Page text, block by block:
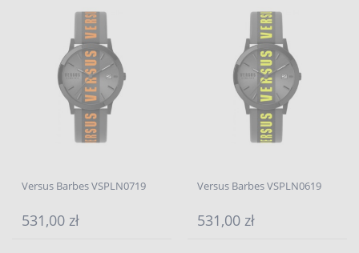
Versus Barbes VSPLN0719
531,00 zł
Versus Barbes VSPLN0619
531,00 zł